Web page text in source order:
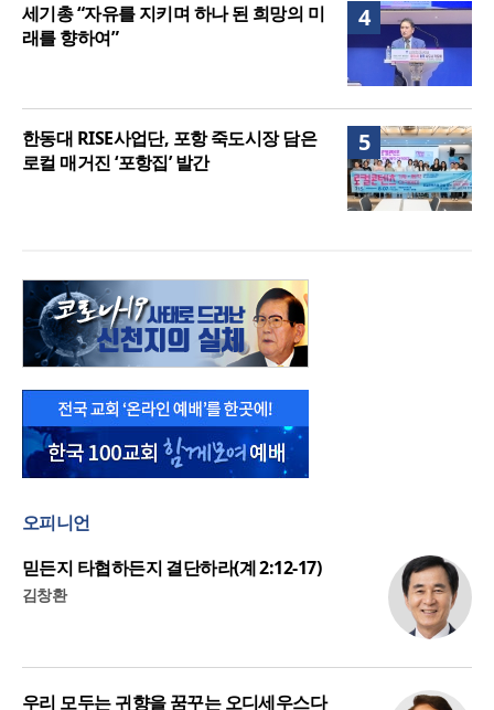
4
세기총 “자유를 지키며 하나 된 희망의 미
래를 향하여”
5
한동대 RISE사업단, 포항 죽도시장 담은
로컬 매거진 ‘포항집’ 발간
오피니언
믿든지 타협하든지 결단하라(계 2:12-17)
김창환
우리 모두는 귀향을 꿈꾸는 오디세우스다